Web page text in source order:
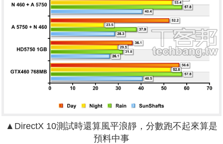
▲DirectX 10測試時還算風平浪靜，分數跑不起來算是
預料中事